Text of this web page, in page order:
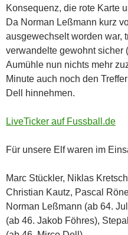
Konsequenz, die rote Karte
Da Norman Leßmann kurz
ausgewechselt worden war,
verwandelte gewohnt sicher
Aumühle nun nichts mehr
Minute auch noch den
Dell hinnehmen.
LiveTicker auf Fussball.de
Für unsere Elf waren im
Marc Stückler, Niklas
Christian Kautz, Pascal
Norman Leßmann (ab 64.
(ab 46. Jakob Föhres),